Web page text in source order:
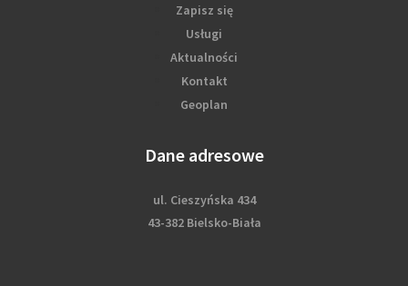
Zapisz się
Usługi
Aktualności
Kontakt
Geoplan
Dane adresowe
ul. Cieszyńska 434
43-382 Bielsko-Biała